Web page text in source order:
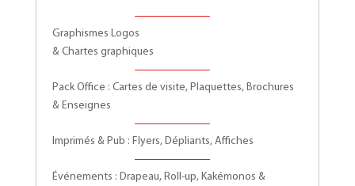
Graphismes Logos
& Chartes graphiques
Pack Office : Cartes de visite, Plaquettes, Brochures
& Enseignes
Imprimés & Pub : Flyers, Dépliants, Affiches
Événements : Drapeau, Roll-up, Kakémonos &